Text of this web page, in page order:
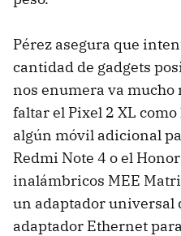
Pérez asegura que
cantidad de gadgets
nos enumera va mucho
faltar el Pixel 2 XL
algún móvil adicional
Redmi Note 4 o el
inalámbricos MEE
un adaptador universal
adaptador Ethernet